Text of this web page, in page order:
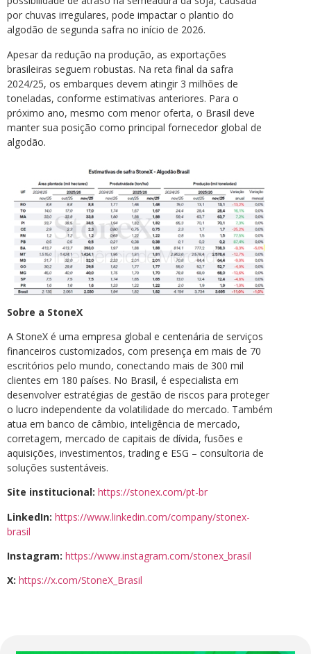
por chuvas irregulares, pode impactar o plantio do
algodão de segunda safra no início de 2026.
Apesar da redução na produção, as exportações
brasileiras seguem robustas. Na reta final da safra
2024/25, os embarques devem atingir 3 milhões de
toneladas, conforme estimativas anteriores. Para o
próximo ano, mesmo com menor oferta, o Brasil deve
manter sua posição como principal fornecedor global de
algodão.
Sobre a StoneX
A StoneX é uma empresa global e centenária de serviços
financeiros customizados, com presença em mais de 70
escritórios pelo mundo, conectando mais de 300 mil
clientes em 180 países. No Brasil, é especialista em
desenvolver estratégias de gestão de riscos para proteger
o lucro independente da volatilidade do mercado. Também
atua em banco de câmbio, inteligência de mercado,
corretagem, mercado de capitais de dívida, fusões e
aquisições, investimentos, trading e ESG – consultoria de
soluções sustentáveis.
Site institucional: https://stonex.com/pt-br
LinkedIn: https://www.linkedin.com/company/stonex-
brasil
Instagram: https://www.instagram.com/stonex_brasil
X: https://x.com/StoneX_Brasil